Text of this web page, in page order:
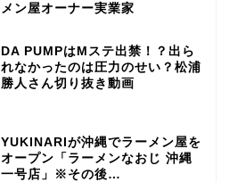
メン屋オーナー実業家
DA PUMPはMステ出禁！？出ら
れなかったのは圧力のせい？松浦
勝人さん切り抜き動画
YUKINARIが沖縄でラーメン屋を
オープン「ラーメンなおじ 沖縄
一号店」※その後…